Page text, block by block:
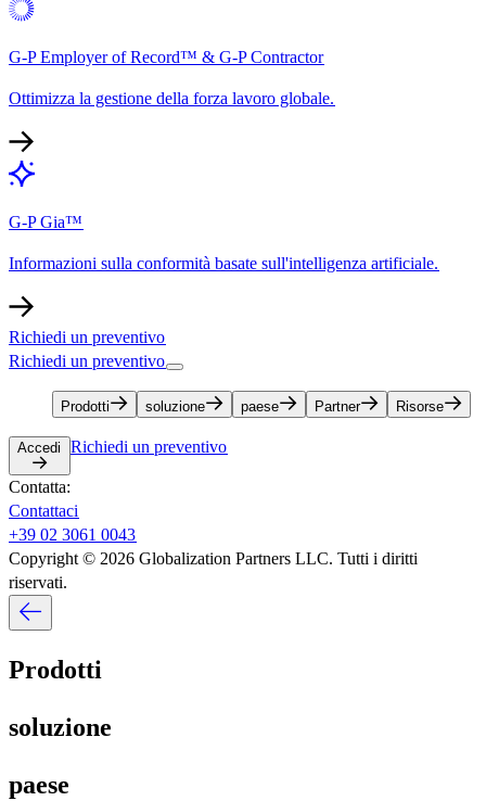
G-P Employer of Record™ & G-P Contractor​​
Ottimizza la gestione della forza lavoro globale.​​
G-P Gia™​​
Informazioni sulla conformità basate sull'intelligenza artificiale.​​
Richiedi un preventivo​​
Richiedi un preventivo​​
Prodotti​​ soluzione​​ paese​​ Partner​​ Risorse​​
Accedi​​ Richiedi un preventivo​​
Contatta:​​
Contattaci​​
+39 02 3061 0043​​
Copyright © 2026 Globalization Partners LLC. Tutti i diritti
riservati.​​
Prodotti​​
soluzione​​
paese​​